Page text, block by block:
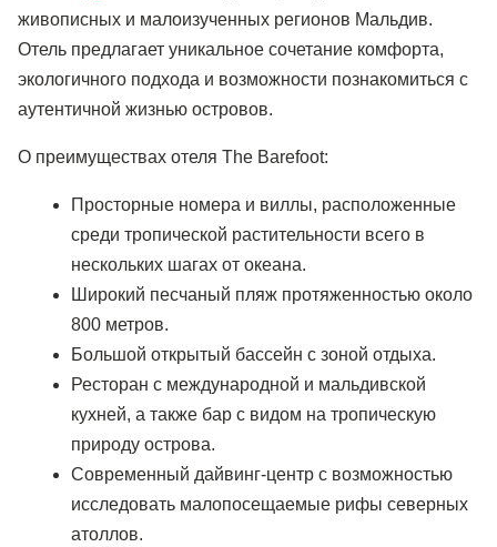
живописных и малоизученных регионов Мальдив.
Отель предлагает уникальное сочетание комфорта,
экологичного подхода и возможности познакомиться с
аутентичной жизнью островов.
О преимуществах отеля The Barefoot:
Просторные номера и виллы, расположенные
среди тропической растительности всего в
нескольких шагах от океана.
Широкий песчаный пляж протяженностью около
800 метров.
Большой открытый бассейн с зоной отдыха.
Ресторан с международной и мальдивской
кухней, а также бар с видом на тропическую
природу острова.
Современный дайвинг-центр с возможностью
исследовать малопосещаемые рифы северных
атоллов.